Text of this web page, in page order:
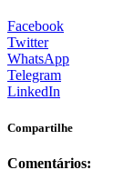
Facebook
Twitter
WhatsApp
Telegram
LinkedIn
Compartilhe
Comentários: